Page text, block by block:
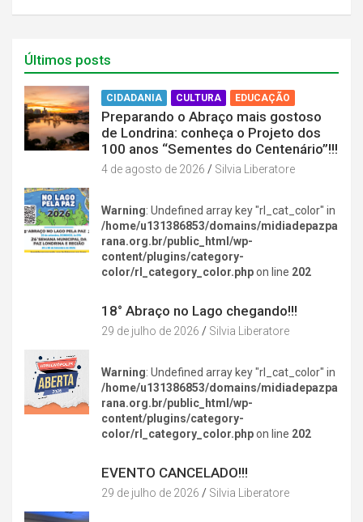
Últimos posts
CIDADANIA CULTURA EDUCAÇÃO
Preparando o Abraço mais gostoso
de Londrina: conheça o Projeto dos
100 anos “Sementes do Centenário”!!!
4 de agosto de 2026 Silvia Liberatore
Warning: Undefined array key "rl_cat_color" in
/home/u131386853/domains/midiadepazpa
rana.org.br/public_html/wp-
content/plugins/category-
color/rl_category_color.phpon line 202
18° Abraço no Lago chegando!!!
29 de julho de 2026 Silvia Liberatore
Warning: Undefined array key "rl_cat_color" in
/home/u131386853/domains/midiadepazpa
rana.org.br/public_html/wp-
content/plugins/category-
color/rl_category_color.phpon line 202
EVENTO CANCELADO!!!
29 de julho de 2026 Silvia Liberatore